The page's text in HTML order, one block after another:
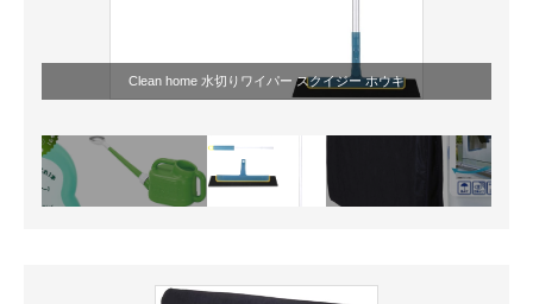
Clean home 水切りワイパー スクイジー ホウキ